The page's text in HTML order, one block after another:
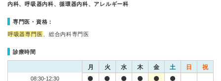
内科、呼吸器内科、循環器内科、アレルギー科
専門医・資格：
呼吸器専門医 、総合内科専門医
診療時間
月 火 水 木 金 土 日 祝
08:30-12:30